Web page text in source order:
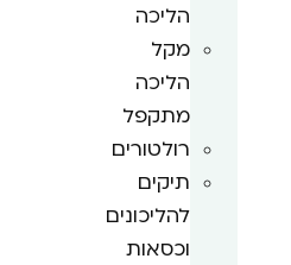
הליכה
מקל
הליכה
מתקפל
רולטורים
תיקים
להליכונים
וכסאות